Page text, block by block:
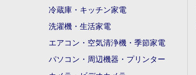
冷蔵庫・キッチン家電
洗濯機・生活家電
エアコン・空気清浄機・季節家電
パソコン・周辺機器・プリンター